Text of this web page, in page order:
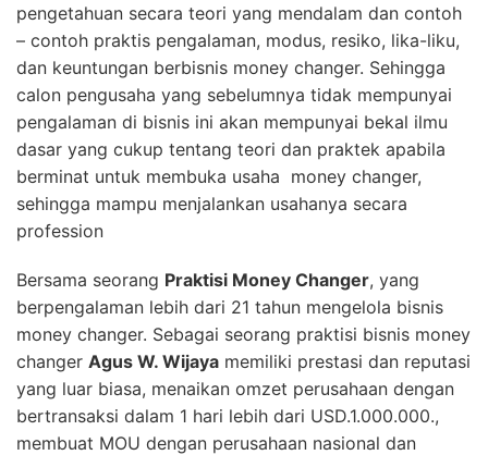
pengetahuan secara teori yang mendalam dan contoh
– contoh praktis pengalaman, modus, resiko, lika-liku,
dan keuntungan berbisnis money changer. Sehingga
calon pengusaha yang sebelumnya tidak mempunyai
pengalaman di bisnis ini akan mempunyai bekal ilmu
dasar yang cukup tentang teori dan praktek apabila
berminat untuk membuka usaha money changer,
sehingga mampu menjalankan usahanya secara
profession
Bersama seorang Praktisi Money Changer, yang
berpengalaman lebih dari 21 tahun mengelola bisnis
money changer. Sebagai seorang praktisi bisnis money
changer Agus W. Wijaya memiliki prestasi dan reputasi
yang luar biasa, menaikan omzet perusahaan dengan
bertransaksi dalam 1 hari lebih dari USD.1.000.000.,
membuat MOU dengan perusahaan nasional dan